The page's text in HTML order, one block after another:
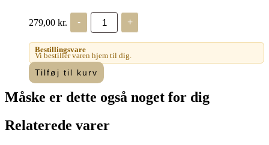
279,00 kr. -
Vild
med
Sting
antal
+
Bestillingsvare
Vi bestiller varen hjem til dig.
Tilføj til kurv
Måske er dette også noget for dig
Relaterede varer